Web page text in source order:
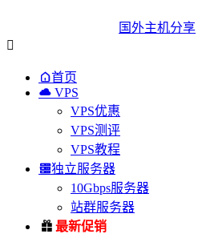
国外主机分享

首页
 VPS
VPS优惠
VPS测评
VPS教程
独立服务器
10Gbps服务器
站群服务器
 最新促销